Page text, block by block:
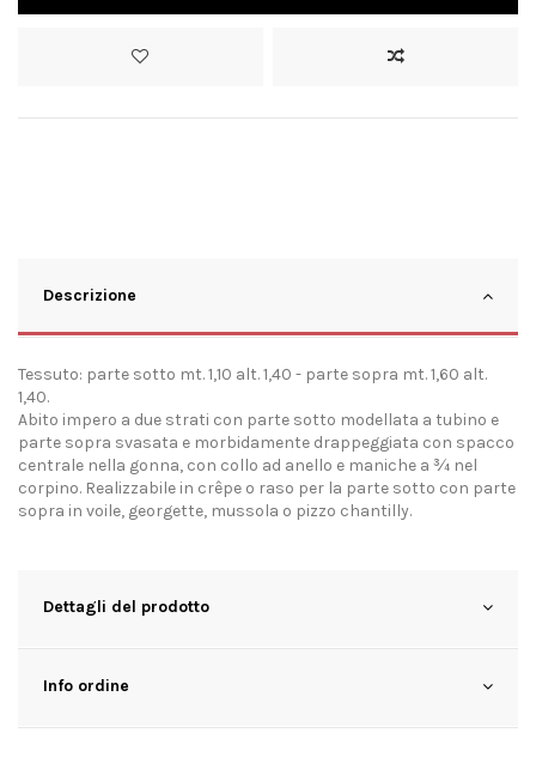
Descrizione
Tessuto: parte sotto mt. 1,10 alt. 1,40 - parte sopra mt. 1,60 alt.
1,40.
Abito impero a due strati con parte sotto modellata a tubino e
parte sopra svasata e morbidamente drappeggiata con spacco
centrale nella gonna, con collo ad anello e maniche a ¾ nel
corpino. Realizzabile in crêpe o raso per la parte sotto con parte
sopra in voile, georgette, mussola o pizzo chantilly.
Dettagli del prodotto
Info ordine